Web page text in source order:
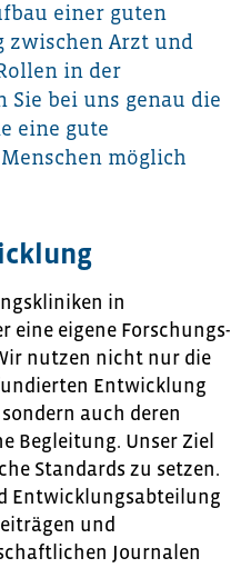
einer guten
zwischen Arzt und
in der
Sie bei uns genau die
eine gute
möglich
in
eine eigene Forschungs-
nutzen nicht nur die
Entwicklung
auch deren
Begleitung. Unser Ziel
Standards zu setzen.
Entwicklungsabteilung
und
Journalen